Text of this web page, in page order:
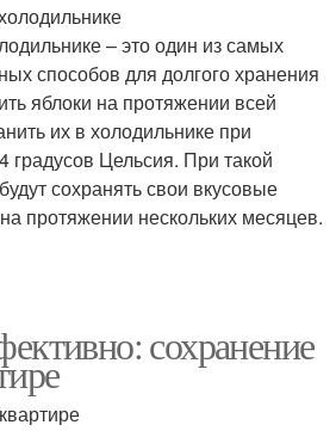
– это один из самых
способов для долгого хранения
яблоки на протяжении всей
их в холодильнике при
градусов Цельсия. При такой
сохранять свои вкусовые
протяжении нескольких месяцев.
сохранение